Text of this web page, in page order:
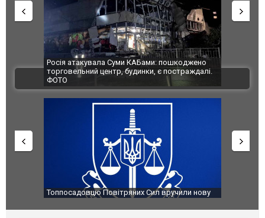
Українські надзвичайники врятували козуленя
під час ліквідації масштабної лісової пожежі у
Франції
СБУ за
Болгарії
ВІДЕО
Сили оборони уразили Ярославський НПЗ:
атаку. ВІДЕО
Неймар